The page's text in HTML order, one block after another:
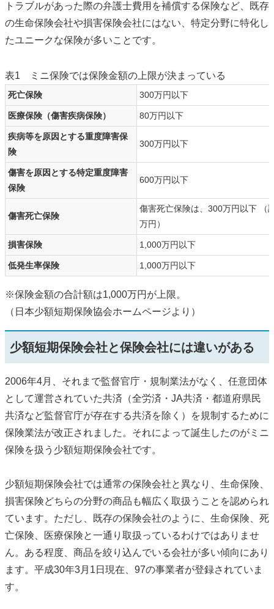
トラブルがあった際の弁護士費用を補償する保険など、既存
の生命保険会社や損害保険会社にはない、特定分野に特化し
たユニークな保険が多いことです。
表1 ミニ保険では保険金額の上限が決まっている
死亡保険 300万円以下
医療保険（傷害疾病保険） 80万円以下
疾病等を原因とする重度障害保
険
300万円以下
傷害を原因とする特定重度障害
保険
600万円以下
傷害死亡保険
傷害死亡保険は、300万円以下 （
万円）
損害保険 1,000万円以下
低発生率保険 1,000万円以下
※保険金額の合計額は1,000万円が上限。
（日本少額短期保険協会ホームページより）
少額短期保険会社と保険会社には違いがある
2006年4月、それまで監督官庁・規制業法がなく、任意団体
として運営されていた共済（全労済・JA共済・都道府県民
共済など監督官庁が存在する共済を除く）を規制するために
保険業法が改正されました。それによって誕生したのがミニ
保険を扱う少額短期保険会社です。
少額短期保険会社では通常の保険会社と異なり、生命保険、
損害保険どちらの分野の商品も幅広く取扱うことを認められ
ています。ただし、既存の保険会社のように、生命保険、死
亡保険、医療保険と一通り取扱っているわけではありませ
ん。ある程度、商品を絞り込んでいる会社が多い傾向にあり
ます。平成30年3月1日現在、97の事業者が登録されていま
す。